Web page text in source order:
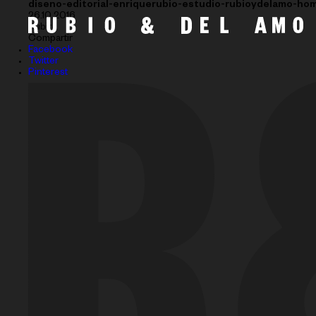
diseno-editorial-enriquerubio-estudio-rubioydelamo-
26.10.2016
Subir
Compartir
Facebook
Twitter
Pinterest